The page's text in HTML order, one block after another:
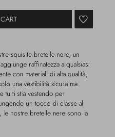
squisite bretelle nere, un
raffinatezza a qualsiasi
con materiali di alta qualità,
una vestibilità sicura ma
tu ti stia vestendo per
un tocco di classe al
le nostre bretelle nere sono la